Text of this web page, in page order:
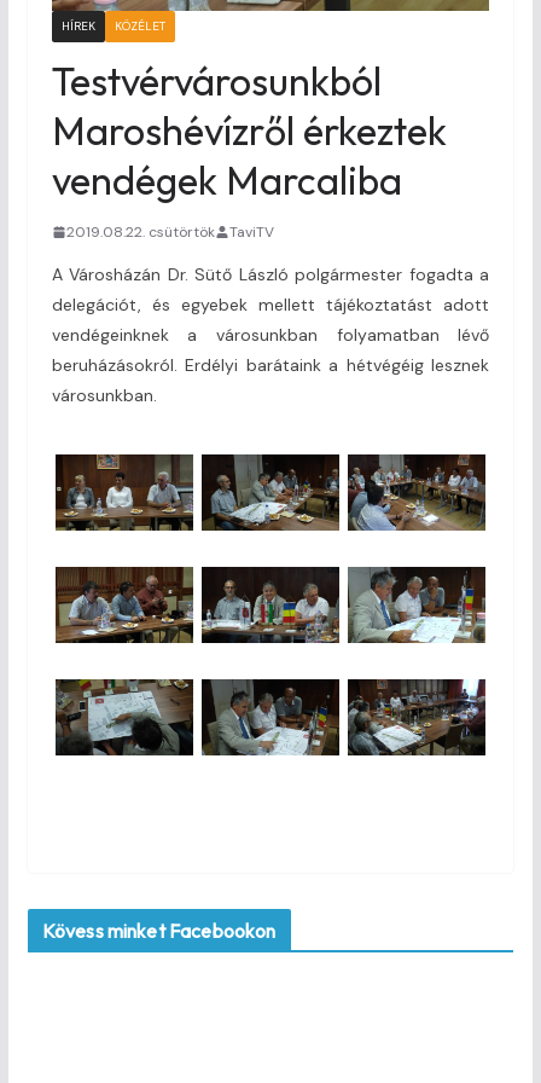
HÍREK KÖZÉLET
Testvérvárosunkból
Maroshévízről érkeztek
vendégek Marcaliba
2019.08.22. csütörtök TaviTV
A Városházán Dr. Sütő László polgármester fogadta a
delegációt, és egyebek mellett tájékoztatást adott
vendégeinknek a városunkban folyamatban lévő
beruházásokról. Erdélyi barátaink a hétvégéig lesznek
városunkban.
Kövess minket Facebookon